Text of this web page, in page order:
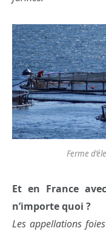
Ferme
Et en France
n’importe quoi ?
Les appellations